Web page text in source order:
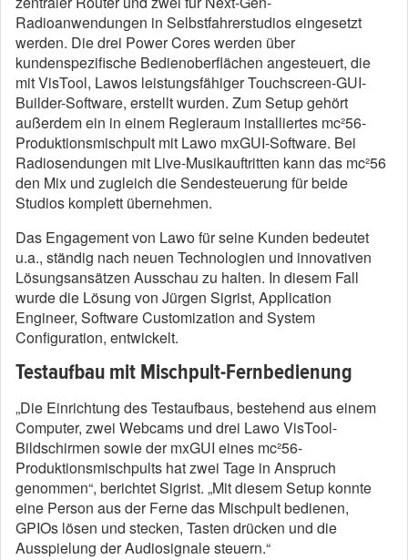
Radioanwendungen in Selbstfahrerstudios eingesetzt
werden. Die drei Power Cores werden über
kundenspezifische Bedienoberflächen angesteuert, die
mit VisTool, Lawos leistungsfähiger Touchscreen-GUI-
Builder-Software, erstellt wurden. Zum Setup gehört
außerdem ein in einem Regieraum installiertes mc²56-
Produktionsmischpult mit Lawo mxGUI-Software. Bei
Radiosendungen mit Live-Musikauftritten kann das mc²56
den Mix und zugleich die Sendesteuerung für beide
Studios komplett übernehmen.
Das Engagement von Lawo für seine Kunden bedeutet
u.a., ständig nach neuen Technologien und innovativen
Lösungsansätzen Ausschau zu halten. In diesem Fall
wurde die Lösung von Jürgen Sigrist, Application
Engineer, Software Customization and System
Configuration, entwickelt.
Testaufbau mit Mischpult-Fernbedienung
„Die Einrichtung des Testaufbaus, bestehend aus einem
Computer, zwei Webcams und drei Lawo VisTool-
Bildschirmen sowie der mxGUI eines mc²56-
Produktionsmischpults hat zwei Tage in Anspruch
genommen“, berichtet Sigrist. „Mit diesem Setup konnte
eine Person aus der Ferne das Mischpult bedienen,
GPIOs lösen und stecken, Tasten drücken und die
Ausspielung der Audiosignale steuern.“